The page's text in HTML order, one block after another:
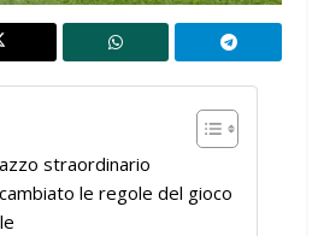
straordinario
le regole del gioco